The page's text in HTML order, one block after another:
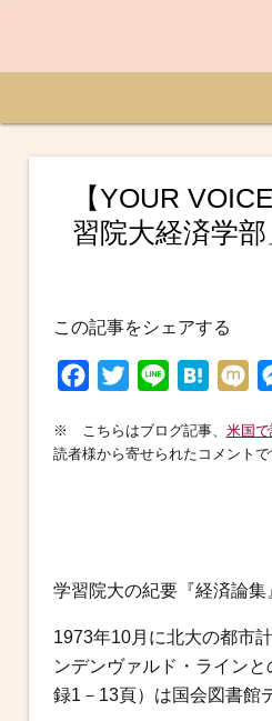
【YOUR
習院大経済学
この記事をシェアする
c
k
i
n
H
t
M
x
※ こちらはブログ記事、 米国
読者様から寄せられたコメントで
学習院大の紀要『経済論集
1973年10月に北大の都市
ンデンヴァルド・ライン
録1－13頁）は国会図書館